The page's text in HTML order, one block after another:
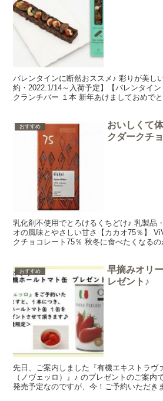
バレンタインに断然おススメ♪ 彩りが美し
約・2022.1/14～入荷予定】【バレンタイ
クランチバー １本 新年あけましておめで
おすすめ
おいしくて
クダークチ
乳化剤不使用でとろけるくちどけ♪ 乳製品
オの風味とやさしい甘さ【カカオ75％】
クチョコレート75％ 秋冬に食べたくなるの
おすすめ
早摘みオリ
レゼント♪
先日、ご案内しました『有機エキストラヴ
（ノヴェッロ）』♪ のプレゼントのご案内
発売予定なのですが、今！ご予約いただき